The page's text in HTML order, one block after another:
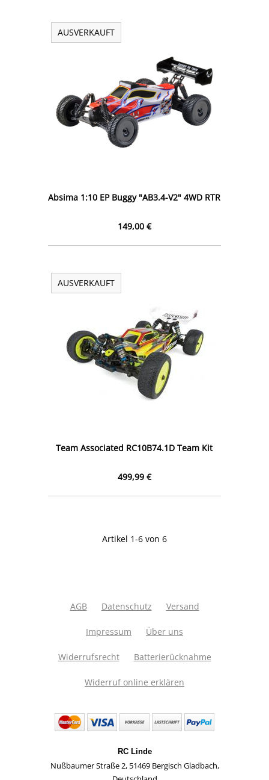
AUSVERKAUFT
Absima 1:10 EP Buggy "AB3.4-V2" 4WD RTR
149,00 €
AUSVERKAUFT
Team Associated RC10B74.1D Team Kit
499,99 €
Artikel 1-6 von 6
AGB Datenschutz Versand
Impressum Über uns
Widerrufsrecht Batterierücknahme
Widerruf online erklären
RC Linde
Nußbaumer Straße 2, 51469 Bergisch Gladbach,